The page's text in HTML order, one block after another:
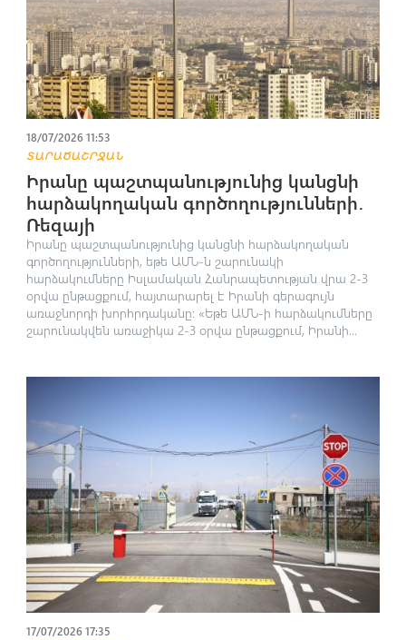
18/07/2026 11:53
ՏԱՐԱԾԱՇՐՋԱՆ
Իրանը պաշտպանությունից կանցնի
հարձակողական գործողությունների․
Ռեզայի
Իրանը պաշտպանությունից կանցնի հարձակողական
գործողությունների, եթե ԱՄՆ-ն շարունակի
հարձակումները Իսլամական Հանրապետության վրա 2-3
օրվա ընթացքում, հայտարարել է Իրանի գերագույն
առաջնորդի խորհրդականը։ «Եթե ԱՄՆ-ի հարձակումները
շարունակվեն առաջիկա 2-3 օրվա ընթացքում, Իրանի...
17/07/2026 17:35